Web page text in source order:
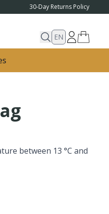
30-Day Returns Policy
EN
between 13 °C and